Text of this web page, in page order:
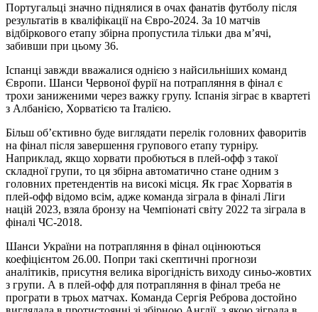
Португальці значно піднялися в очах фанатів футболу після
результатів в кваліфікації на Євро-2024. За 10 матчів
відбіркового етапу збірна пропустила тільки два м’ячі,
забивши при цьому 36.
Іспанці завжди вважалися однією з найсильніших команд
Європи. Шанси Червоної фурії на потрапляння в фінал є
трохи заниженими через важку групу. Іспанія зіграє в квартеті
з Албанією, Хорватією та Італією.
Більш об’єктивно буде виглядати перелік головних фаворитів
на фінал після завершення групового етапу турніру.
Наприклад, якщо хорвати пробються в плей-офф з такої
складної групи, то ця збірна автоматично стане одним з
головних претендентів на високі місця. Як грає Хорватія в
плей-офф відомо всім, адже команда зіграла в фіналі Ліги
націй 2023, взяла бронзу на Чемпіонаті світу 2022 та зіграла в
фіналі ЧС-2018.
Шанси України на потрапляння в фінал оцінюються
коефіцієнтом 26.00. Попри такі скептичні прогнози
аналітиків, присутня велика вірогідність виходу синьо-жовтих
з групи. А в плей-офф для потрапляння в фінал треба не
програти в трьох матчах. Команда Сергія Реброва достойно